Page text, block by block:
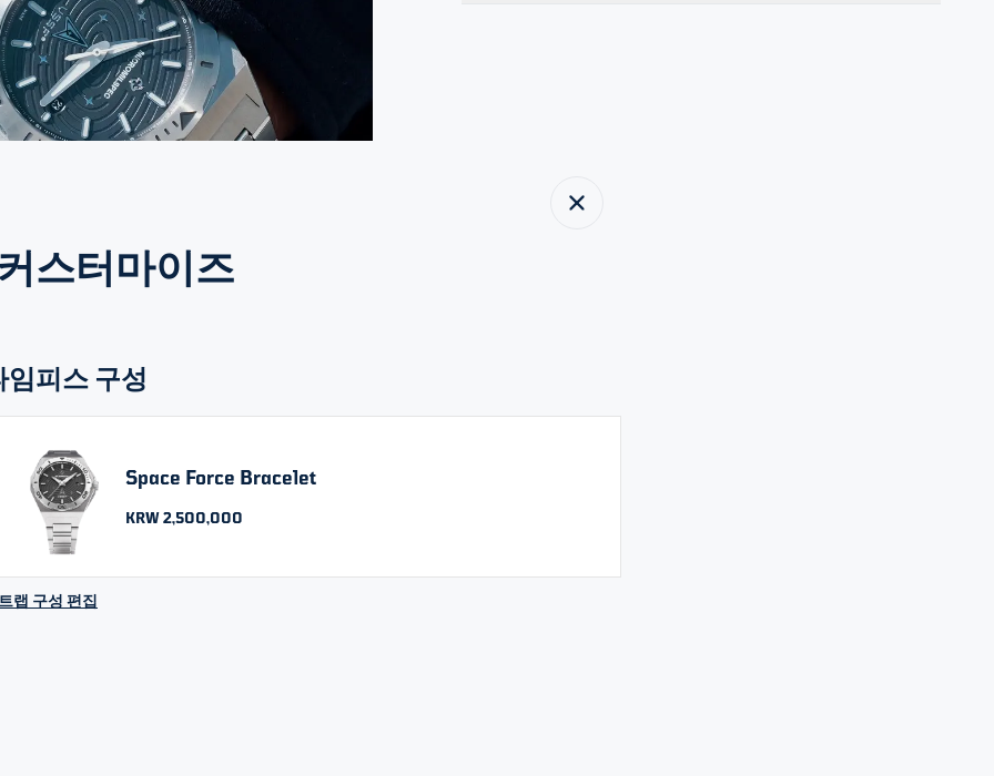
닫기
스터마이즈
임피스 구성
Space Force Bracelet
KRW 2,500,000
랩 구성 편집